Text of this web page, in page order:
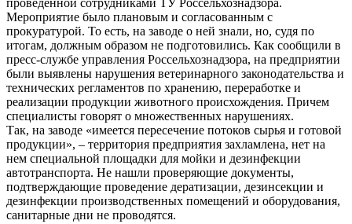
проведенной сотрудниками ТУ Россельхознадзора.
Мероприятие было плановым и согласованным с
прокуратурой. То есть, на заводе о ней знали, но, судя по
итогам, должным образом не подготовились. Как сообщили в
пресс-службе управления Россельхознадзора, на предприятии
были выявлены нарушения ветеринарного законодательства и
технических регламентов по хранению, переработке и
реализации продукции животного происхождения. Причем
специалисты говорят о множественных нарушениях.
Так, на заводе «имеется пересечение потоков сырья и готовой
продукции», – территория предприятия захламлена, нет на
нем специальной площадки для мойки и дезинфекции
автотранспорта. Не нашли проверяющие документы,
подтверждающие проведение дератизации, дезинсекции и
дезинфекции производственных помещений и оборудования,
санитарные дни не проводятся.